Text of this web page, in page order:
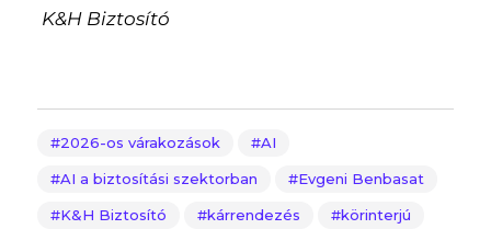
K&H Biztosító
2026-os várakozások AI
AI a biztosítási szektorban Evgeni Benbasat
K&H Biztosító kárrendezés körinterjú